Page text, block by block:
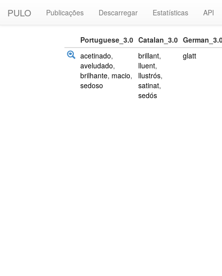
PULO Publicações Descarregar Estatísticas API
Portuguese_3.0 Catalan_3.0
acetinado,
aveludado,
brilhante, macio,
sedoso
brillant,
lluent,
llustrós,
satinat,
sedós
glatt